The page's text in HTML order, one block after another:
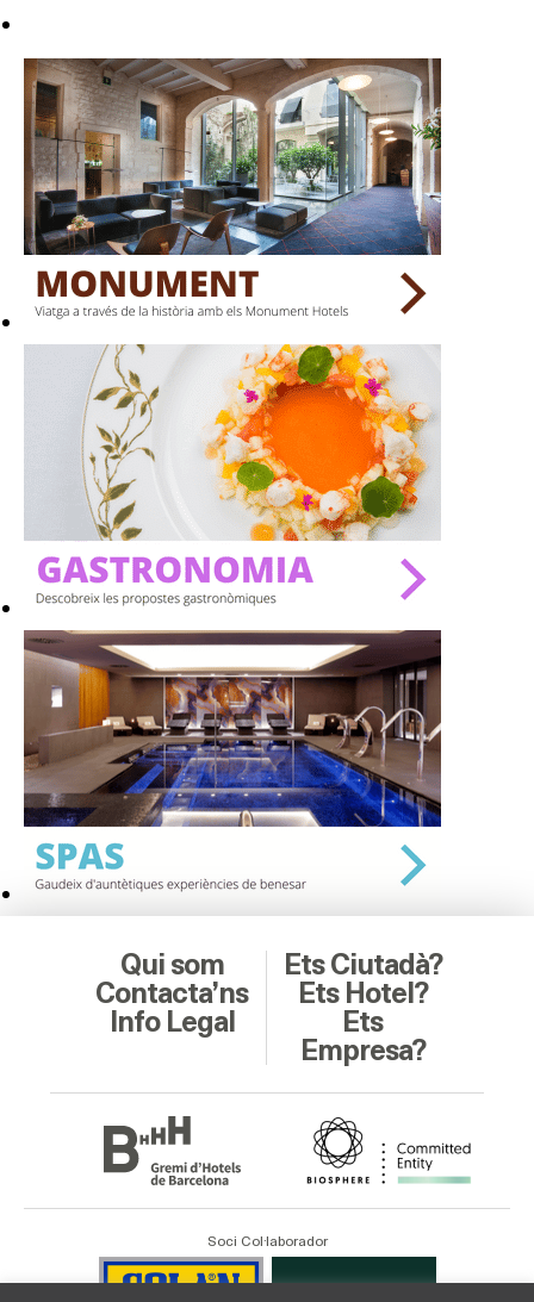
Què vols fer?
HOTELS
TERRASSES
BARS
SPAS
RESTAURANTS
SALES
Activitats
On?
Qui som
Contacta’ns
Info Legal
Ets Ciutadà?
Ets Hotel?
Ets
Empresa?
Soci Col·laborador